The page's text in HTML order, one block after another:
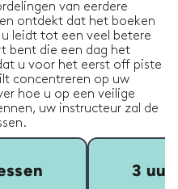
van eerdere
ontdekt dat het boeken
leidt tot een veel betere
bent die een dag het
u voor het eerst off piste
concentreren op uw
hoe u op een veilige
uw instructeur zal de
3 uur